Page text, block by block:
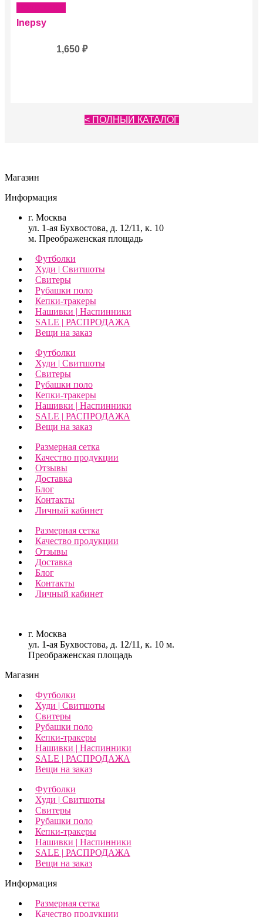
Inepsy
1,650 ₽
< ПОЛНЫЙ КАТАЛОГ
Магазин
Информация
г. Москва
ул. 1-ая Бухвостова, д. 12/11, к. 10
м. Преображенская площадь
Футболки
Худи | Свитшоты
Свитеры
Рубашки поло
Кепки-тракеры
Нашивки | Наспинники
SALE | РАСПРОДАЖА
Вещи на заказ
Футболки
Худи | Свитшоты
Свитеры
Рубашки поло
Кепки-тракеры
Нашивки | Наспинники
SALE | РАСПРОДАЖА
Вещи на заказ
Размерная сетка
Качество продукции
Отзывы
Доставка
Блог
Контакты
Личный кабинет
Размерная сетка
Качество продукции
Отзывы
Доставка
Блог
Контакты
Личный кабинет
г. Москва
ул. 1-ая Бухвостова, д. 12/11, к. 10 м.
Преображенская площадь
Магазин
Футболки
Худи | Свитшоты
Свитеры
Рубашки поло
Кепки-тракеры
Нашивки | Наспинники
SALE | РАСПРОДАЖА
Вещи на заказ
Футболки
Худи | Свитшоты
Свитеры
Рубашки поло
Кепки-тракеры
Нашивки | Наспинники
SALE | РАСПРОДАЖА
Вещи на заказ
Информация
Размерная сетка
Качество продукции